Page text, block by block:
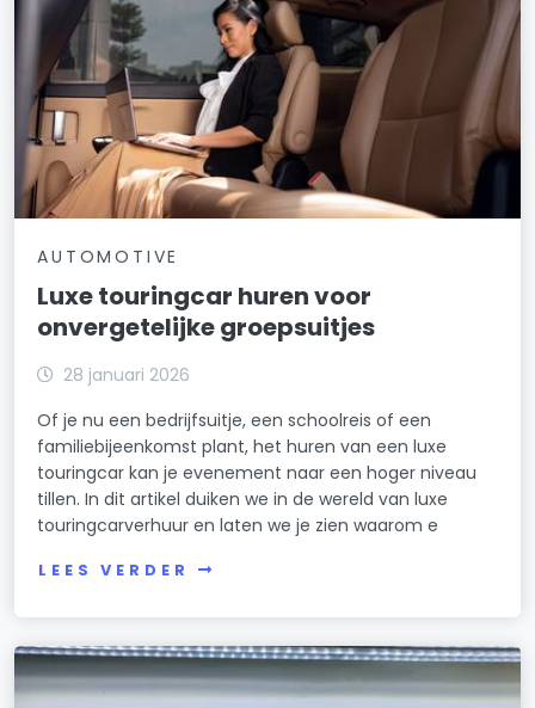
AUTOMOTIVE
Luxe touringcar huren voor
onvergetelijke groepsuitjes
28 januari 2026
Of je nu een bedrijfsuitje, een schoolreis of een
familiebijeenkomst plant, het huren van een luxe
touringcar kan je evenement naar een hoger niveau
tillen. In dit artikel duiken we in de wereld van luxe
touringcarverhuur en laten we je zien waarom e
LEES VERDER